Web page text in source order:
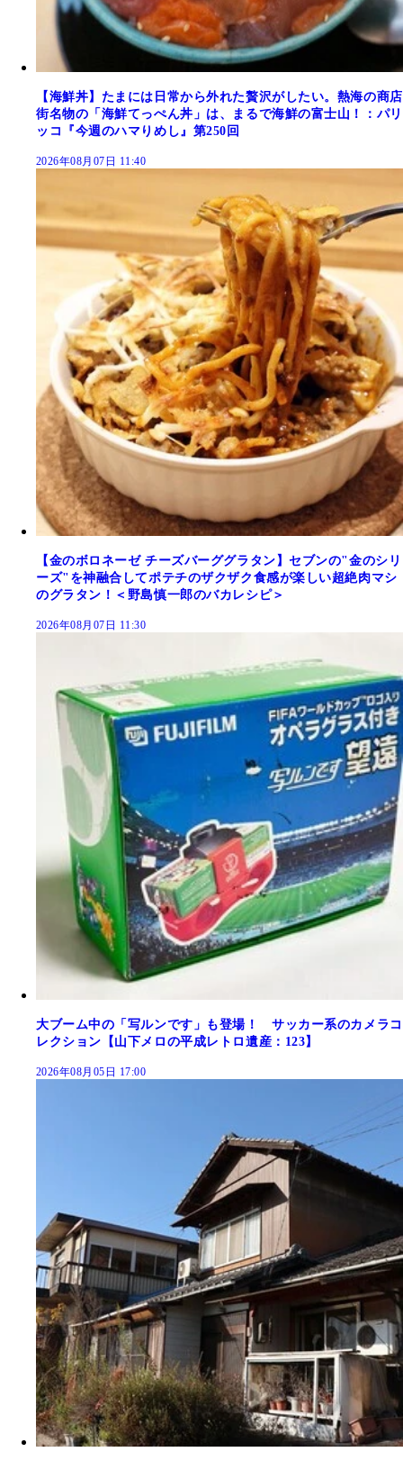
【海鮮丼】たまには日常から外れた贅沢がしたい。熱海の商店
街名物の「海鮮てっぺん丼」は、まるで海鮮の富士山！：パリ
ッコ『今週のハマりめし』第250回
2026年08月07日 11:40
【金のボロネーゼ チーズバーググラタン】セブンの"金のシリ
ーズ"を神融合してポテチのザクザク食感が楽しい超絶肉マシ
のグラタン！＜野島慎一郎のバカレシピ＞
2026年08月07日 11:30
大ブーム中の「写ルンです」も登場！ サッカー系のカメラコ
レクション【山下メロの平成レトロ遺産：123】
2026年08月05日 17:00